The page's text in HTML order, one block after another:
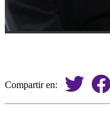
Compartir en: